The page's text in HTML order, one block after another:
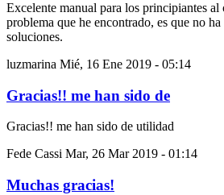
Excelente manual para los principiantes
problema que he encontrado, es que no
soluciones.
luzmarina Mié, 16 Ene 2019 - 05:14
Gracias!! me han sido de
Gracias!! me han sido de utilidad
Fede Cassi Mar, 26 Mar 2019 - 01:14
Muchas gracias!